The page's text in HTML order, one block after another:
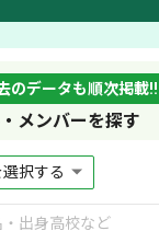
のデータも順次掲載!!
メンバーを探す